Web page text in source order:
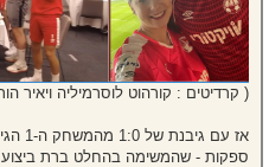
( קרדיטים : קורהוט לוסרמיליה ויאיר
אז עם
ספקות - שהמשימה בהחלט ברת ביצוע